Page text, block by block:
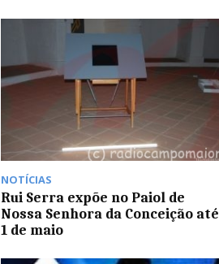
NOTÍCIAS
Rui Serra expõe no Paiol de
Nossa Senhora da Conceição até
1 de maio